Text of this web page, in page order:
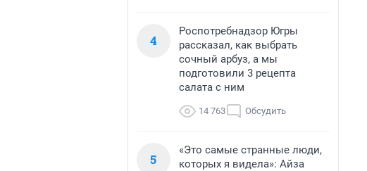
4
Роспотребнадзор Югры
рассказал, как выбрать
сочный арбуз, а мы
подготовили 3 рецепта
салата с ним
14 763 Обсудить
5
«Это самые странные люди,
которых я видела»: Айза